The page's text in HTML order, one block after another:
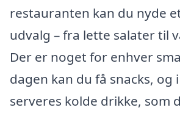
restauranten kan du nyde
udvalg – fra lette salater til
Der er noget for enhver
dagen kan du få snacks, og
serveres kolde drikke, som